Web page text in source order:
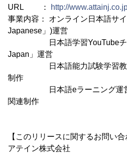
URL ：
http://
事業内容： オンライン日本語サ
Japanese」)運営
日本語学習YouTubeチャ
Japan」運営
日本語能力試験学習教材
制作
日本語eラーニング運営お
関連制作
【このリリースに関するお問い合
アテイン株式会社